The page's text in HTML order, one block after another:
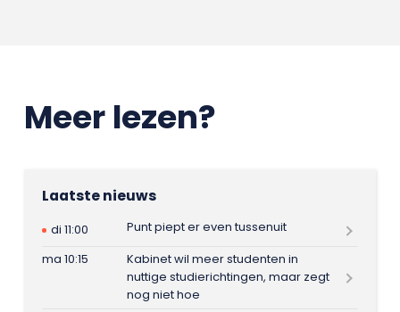
Meer lezen?
Laatste nieuws
di 11:00
Punt piept er even tussenuit
ma 10:15
Kabinet wil meer studenten in
nuttige studierichtingen, maar zegt
nog niet hoe